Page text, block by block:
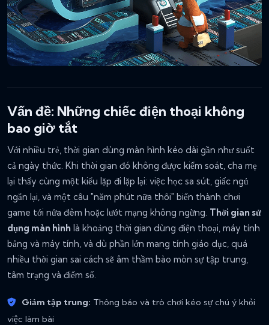
Vấn đề: Những chiếc điện thoại không
bao giờ tắt
Với nhiều trẻ, thời gian dùng màn hình kéo dài gần như suốt
cả ngày thức. Khi thời gian đó không được kiểm soát, cha mẹ
lại thấy cùng một kiểu lặp đi lặp lại: việc học sa sút, giấc ngủ
ngắn lại, và một câu "năm phút nữa thôi" biến thành chơi
game tới nửa đêm hoặc lướt mạng không ngừng. Thời gian sử
dụng màn hình là khoảng thời gian dùng điện thoại, máy tính
bảng và máy tính, và dù phần lớn mang tính giáo dục, quá
nhiều thời gian sai cách sẽ âm thầm bào mòn sự tập trung,
tâm trạng và điểm số.
Giảm tập trung: Thông báo và trò chơi kéo sự chú ý khỏi
việc làm bài